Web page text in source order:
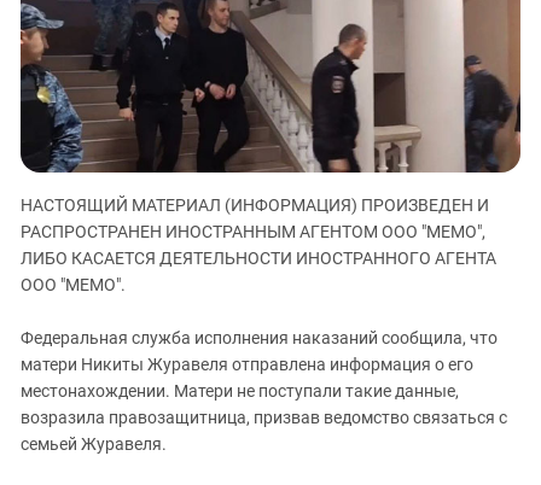
ЗАСТАВЛЯЕТ
КАВКАЗ ЗА ПАЛЕСТИНУ
ИНАКОМЫСЛИЕ В ЧЕЧНЕ
ПРЕСЛЕДОВАНИЕ АКТИВИСТОВ
МОБИЛИЗАЦИЯ И ПРОТЕСТЫ
Дагестан
Ингушетия
Кабардино-Балкария
Калмыкия
Карачаево-Черкесия
Краснодарский край
Российская Федерация
Северная Осетия - Алания
СКФО
Ставропольский край
НАСТОЯЩИЙ МАТЕРИАЛ (ИНФОРМАЦИЯ) ПРОИЗВЕДЕН И
РАСПРОСТРАНЕН ИНОСТРАННЫМ АГЕНТОМ ООО "МЕМО",
ЛИБО КАСАЕТСЯ ДЕЯТЕЛЬНОСТИ ИНОСТРАННОГО АГЕНТА
ООО "МЕМО".
Федеральная служба исполнения наказаний сообщила, что
матери Никиты Журавеля отправлена информация о его
местонахождении. Матери не поступали такие данные,
возразила правозащитница, призвав ведомство связаться с
семьей Журавеля.